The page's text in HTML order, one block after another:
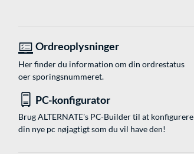
Ordreoplysninger
Her finder du information om din ordrestatus
oer sporingsnummeret.
PC-konfigurator
Brug ALTERNATE's PC-Builder til at konfigurere
din nye pc nøjagtigt som du vil have den!